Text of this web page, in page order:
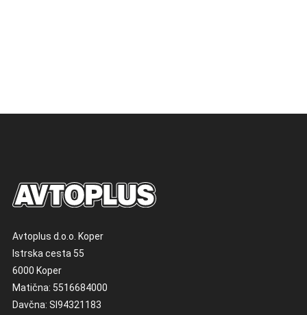
Avtoplus d.o.o. Koper
Istrska cesta 55
6000 Koper
Matična: 5516684000
Davčna: SI94321183